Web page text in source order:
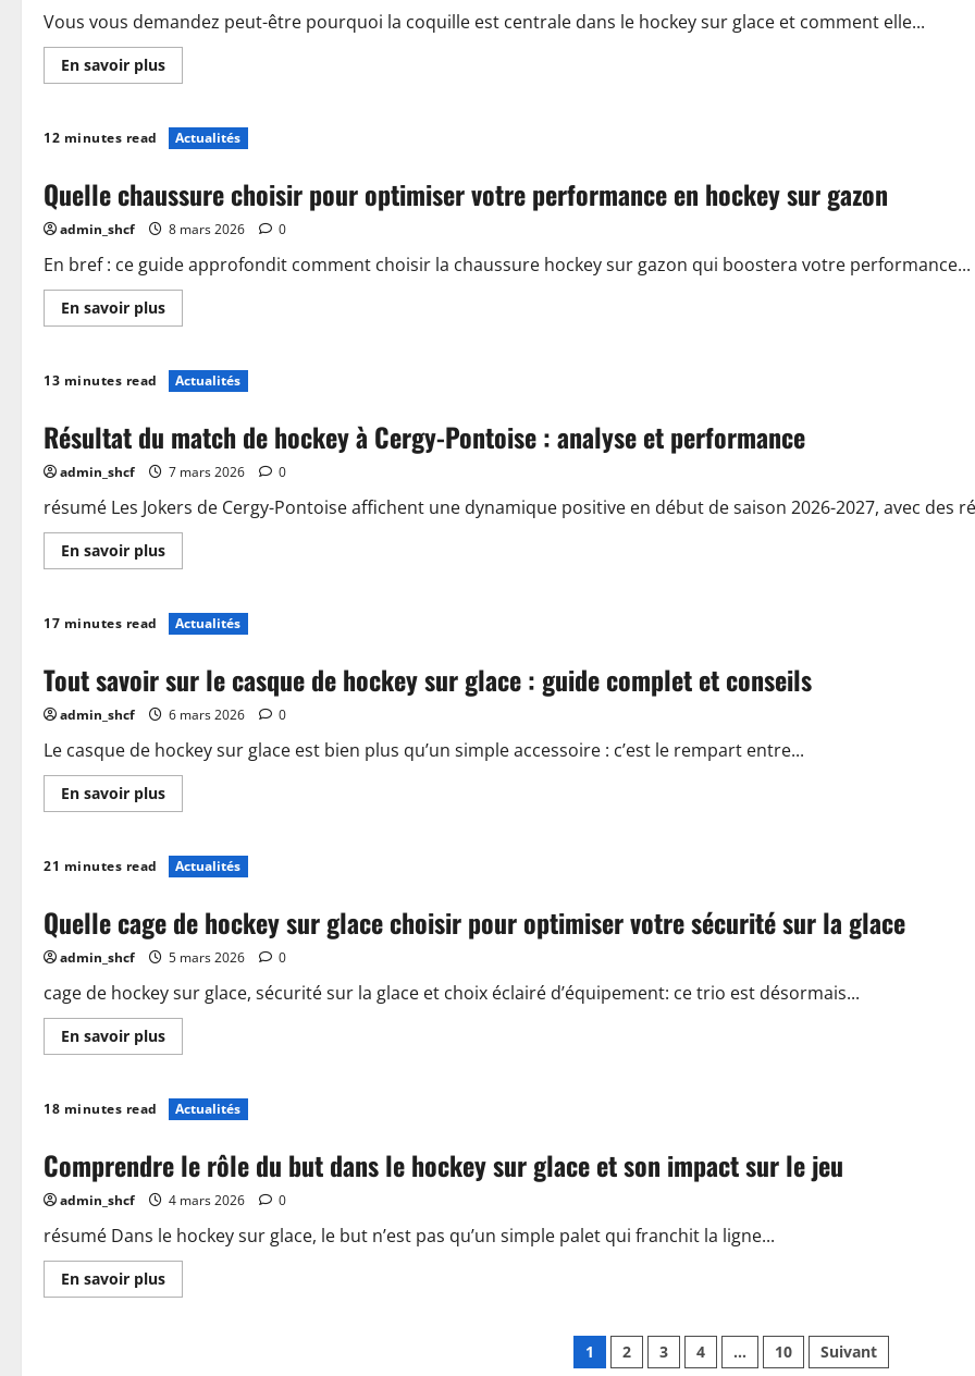
règles
et
avantages
Vous vous demandez peut-être pourquoi la coquille est centrale dans le hockey sur glace et comment elle...
En savoir plusEn
savoir
Tout
savoir
sur
coquille
dans
hockey
glace
et
son
importance
12 minutes read Actualités
Quelle chaussure choisir pour optimiser votre performance en hockey sur gazon
admin_shcf 8 mars 2026 0
En bref : ce guide approfondit comment choisir la chaussure hockey sur gazon qui boostera votre performance...
En savoir plusEn
savoir
Quelle
chaussure
choisir
optimiser
votre
en
sur
gazon
13 minutes read Actualités
Résultat du match de hockey à Cergy-Pontoise : analyse et performance
admin_shcf 7 mars 2026 0
résumé Les Jokers de Cergy-Pontoise affichent une dynamique positive en début de saison 2026-2027, avec des
En savoir plusEn
savoir
Résultat
du
match
hockey
à
Pontoise
analyse
et
performance
17 minutes read Actualités
Tout savoir sur le casque de hockey sur glace : guide complet et conseils
admin_shcf 6 mars 2026 0
Le casque de hockey sur glace est bien plus qu’un simple accessoire : c’est le rempart entre...
En savoir plusEn
savoir
Tout
savoir
sur
casque
de
sur
:
guide
complet
et
conseils
21 minutes read Actualités
Quelle cage de hockey sur glace choisir pour optimiser votre sécurité sur la glace
admin_shcf 5 mars 2026 0
cage de hockey sur glace, sécurité sur la glace et choix éclairé d’équipement: ce trio est désormais...
En savoir plusEn
savoir
Quelle
cage
de
sur
glace
pour
votre
sécurité
sur
la
glace
18 minutes read Actualités
Comprendre le rôle du but dans le hockey sur glace et son impact sur le jeu
admin_shcf 4 mars 2026 0
résumé Dans le hockey sur glace, le but n’est pas qu’un simple palet qui franchit la ligne...
En savoir plusEn
savoir
Pagination
1 2 3 4 … 10 Suivant